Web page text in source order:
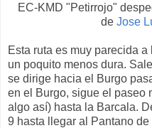
EC-KMD "Petirrojo"
de Jose
Esta ruta es muy parecida a
un poquito menos dura.
se dirige hacia el Burgo
en el Burgo, sigue el paseo
algo así) hasta la Barcala.
9 hasta llegar al Pantano